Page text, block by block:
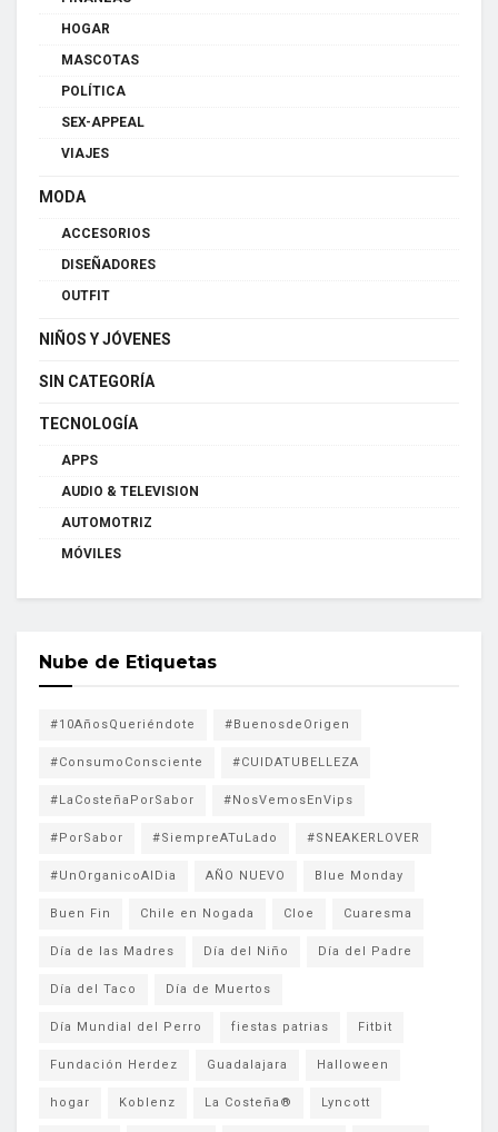
HOGAR
MASCOTAS
POLÍTICA
SEX-APPEAL
VIAJES
MODA
ACCESORIOS
DISEÑADORES
OUTFIT
NIÑOS Y JÓVENES
SIN CATEGORÍA
TECNOLOGÍA
APPS
AUDIO & TELEVISION
AUTOMOTRIZ
MÓVILES
Nube de Etiquetas
#10AñosQueriéndote #BuenosdeOrigen
#ConsumoConsciente #CUIDATUBELLEZA
#LaCosteñaPorSabor #NosVemosEnVips
#PorSabor #SiempreATuLado #SNEAKERLOVER
#UnOrganicoAlDia AÑO NUEVO Blue Monday
Buen Fin Chile en Nogada Cloe Cuaresma
Día de las Madres Día del Niño Día del Padre
Día del Taco Día de Muertos
Día Mundial del Perro fiestas patrias Fitbit
Fundación Herdez Guadalajara Halloween
hogar Koblenz La Costeña® Lyncott